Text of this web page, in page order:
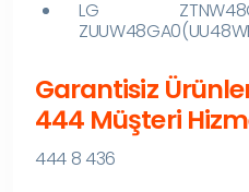
LG
Garantisiz
444 Müşteri
444 8 436